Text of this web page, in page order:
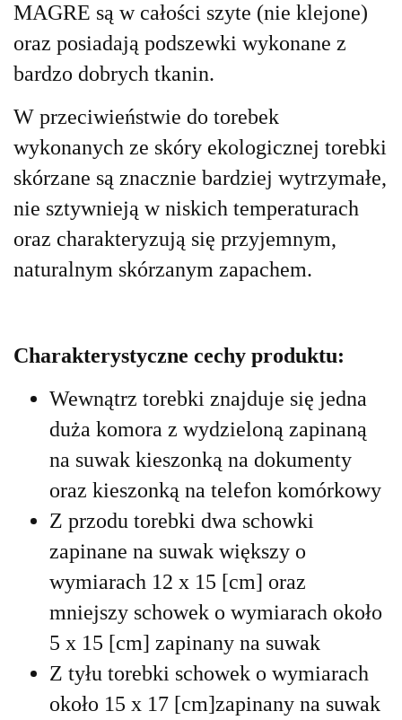
MAGRE są w całości szyte (nie klejone)
oraz posiadają podszewki wykonane z
bardzo dobrych tkanin.
W przeciwieństwie do torebek
wykonanych ze skóry ekologicznej torebki
skórzane są znacznie bardziej wytrzymałe,
nie sztywnieją w niskich temperaturach
oraz charakteryzują się przyjemnym,
naturalnym skórzanym zapachem.
Charakterystyczne cechy produktu:
Wewnątrz torebki znajduje się jedna
duża komora z wydzieloną zapinaną
na suwak kieszonką na dokumenty
oraz kieszonką na telefon komórkowy
Z przodu torebki dwa schowki
zapinane na suwak większy o
wymiarach 12 x 15 [cm] oraz
mniejszy schowek o wymiarach około
5 x 15 [cm] zapinany na suwak
Z tyłu torebki schowek o wymiarach
około 15 x 17 [cm]zapinany na suwak